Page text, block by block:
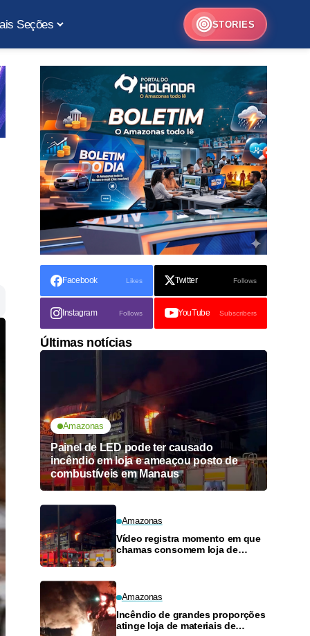
Seções STORIES
Facebook Likes Twitter Follows
Instagram Follows YouTube Subscribers
Últimas notícias
Amazonas
Painel de LED pode ter causado
incêndio em loja e ameaçou posto de
combustíveis em Manaus
Amazonas
Vídeo registra momento em que
chamas consomem loja de
Amazonas
Incêndio de grandes proporções
atinge loja de materiais de